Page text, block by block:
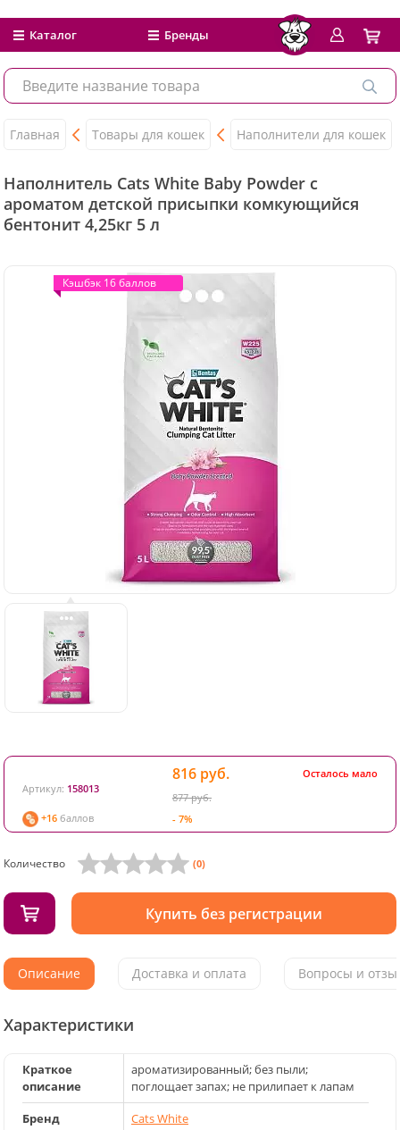
Каталог Бренды
Главная Товары для кошек Наполнители для кошек
Наполнитель Cats White Baby Powder с
ароматом детской присыпки комкующийся
бентонит 4,25кг 5 л
Кэшбэк 16 баллов
Кэшбэк 16 баллов
Артикул: 158013
+16 баллов
816 руб.
877 руб.
- 7%
Осталось мало
Количество
Купить без регистрации
(0)
Описание Доставка и оплата Вопросы и
Характеристики
Краткое
описание
ароматизированный; без пыли;
поглощает запах; не прилипает к лапам
Бренд
Cats White